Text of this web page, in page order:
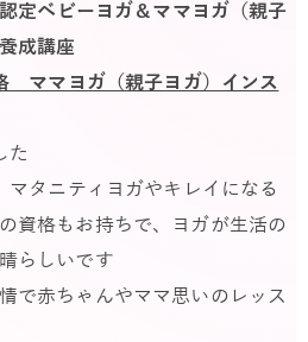
定ベビーヨガ＆ママヨガ（親子
成講座
ママヨガ（親子ヨガ）インス
た
タニティヨガやキレイになる
資格もお持ちで、ヨガが生活の
らしいです
で赤ちゃんやママ思いのレッス